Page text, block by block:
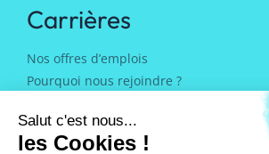
Carrières
Nos offres d’emplois
Pourquoi nous rejoindre ?